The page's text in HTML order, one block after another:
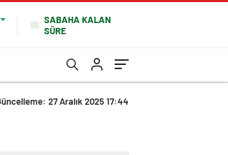
SABAHA KALAN
SÜRE
27 Aralık 2025 17:44